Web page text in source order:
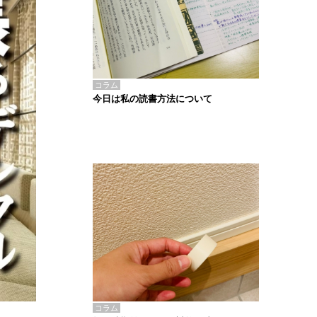
コラム
今日は私の読書方法について
コラム